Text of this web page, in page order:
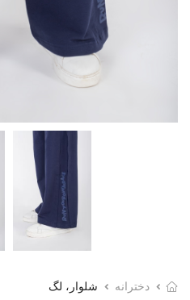
دخترانه شلوار، لگ